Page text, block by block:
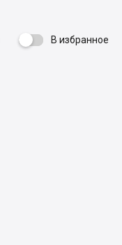
 В избранное